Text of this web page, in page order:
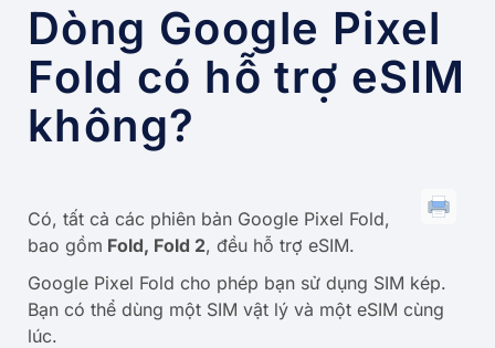
Dòng Google Pixel
Fold có hỗ trợ eSIM
không?
Có, tất cả các phiên bản Google Pixel Fold,
bao gồm Fold, Fold 2, đều hỗ trợ eSIM.
Google Pixel Fold cho phép bạn sử dụng SIM kép.
Bạn có thể dùng một SIM vật lý và một eSIM cùng
lúc.